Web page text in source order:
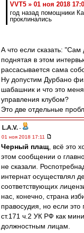
VVT5 » 01 ноя 2018
год назад помощники
проклинались
А что если сказать: "Сам
поднятая в этом
рассасывается сама
Ну допустим Дурбано
шабашник и что это
управления клубом?
Это две отдельные
L.А.V. -
01 ноя 2018 17:11
Черный плащ , всё это
этом сообщении о
не сказали.
интернат осуществлял
соответствующих
нас, конечно, страна
правосудия, но если это
ст.171 ч.2 УК РФ как
должностным лицам.